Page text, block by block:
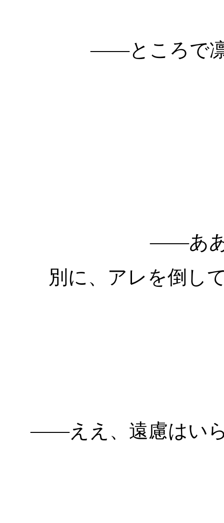
――ところで
――あ
別に、アレを倒し
――ええ、遠慮はい